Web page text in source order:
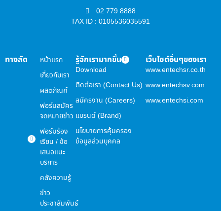
02 779 8888
TAX ID : 0105536035591
ทางลัด
หน้าแรก
เกี่ยวกับเรา
ผลิตภัณฑ์
ฟอร์มสมัคร
จดหมายข่าว
ฟอร์มร้อง
เรียน / ข้อ
เสนอแนะ
บริการ
คลังความรู้
ข่าว
ประชาสัมพันธ์
รู้จักเรามากขึ้น
Download
ติดต่อเรา (Contact Us)
สมัครงาน (Careers)
แบรนด์ (Brand)
นโยบายการคุ้มครอง
ข้อมูลส่วนบุคคล
เว็บไซต์อื่นๆของเรา
www.entechsr.co.th
www.entechsv.com
www.entechsi.com